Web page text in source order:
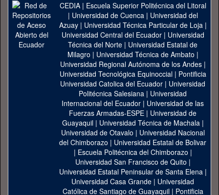
CEDIA| Escuela Superior Politécnica del Litoral
| Universidad de Cuenca| Universidad del
Azuay| Universidad Técnica Particular de Loja|
Universidad Central del Ecuador| Universidad
Técnica del Norte | Universidad Estatal de
Milagro | Universidad Técnica de Ambato |
Universidad Regional Autónoma de los Andes|
Universidad Tecnológica Equinoccial| Pontificia
Universidad Catolica del Ecuador | Universidad
Politécnica Salesiana | Universidad
Internacional del Ecuador | Universidad de las
Fuerzas Armadas-ESPE | Universidad de
Guayaquil| Universidad Técnica de Machala|
Universidad de Otavalo | Universidad Nacional
del Chimborazo | Universidad Estatal de Bolivar
| Escuela Politécnica del Chimborazo |
Universidad San Francisco de Quito |
Universidad Estatal Peninsular de Santa Elena|
Universidad Casa Grande | Universidad
Católica de Santiago de Guayaquil| Pontificia